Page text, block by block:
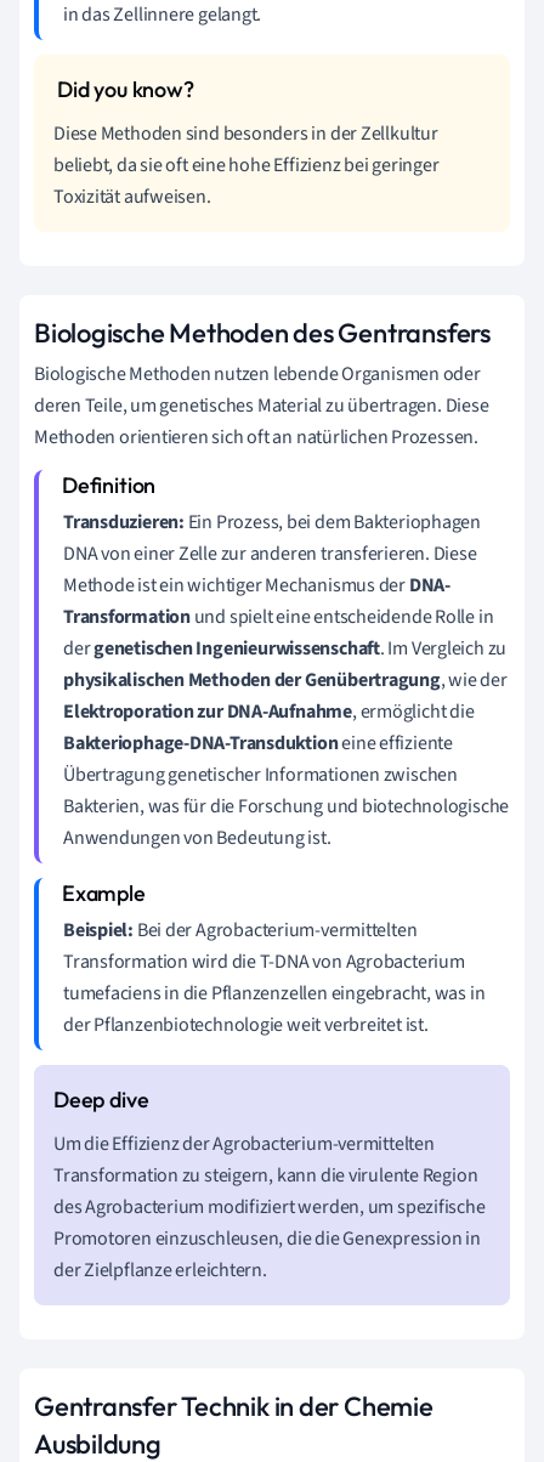
in das Zellinnere gelangt.
Diese Methoden sind besonders in der Zellkultur
beliebt, da sie oft eine hohe Effizienz bei geringer
Toxizität aufweisen.
Biologische Methoden des Gentransfers
Biologische Methoden nutzen lebende Organismen oder
deren Teile, um genetisches Material zu übertragen. Diese
Methoden orientieren sich oft an natürlichen Prozessen.
Transduzieren: Ein Prozess, bei dem Bakteriophagen
DNA von einer Zelle zur anderen transferieren. Diese
Methode ist ein wichtiger Mechanismus derDNA-
Transformationund spielt eine entscheidende Rolle in
dergenetischen Ingenieurwissenschaft. Im Vergleich zu
physikalischen Methoden der Genübertragung, wie der
Elektroporation zur DNA-Aufnahme, ermöglicht die
Bakteriophage-DNA-Transduktioneine effiziente
Übertragung genetischer Informationen zwischen
Bakterien, was für die Forschung und biotechnologische
Anwendungen von Bedeutung ist.
Beispiel: Bei der Agrobacterium-vermittelten
Transformation wird die T-DNA von Agrobacterium
tumefaciens in die Pflanzenzellen eingebracht, was in
der Pflanzenbiotechnologie weit verbreitet ist.
Um die Effizienz der Agrobacterium-vermittelten
Transformation zu steigern, kann die virulente Region
des Agrobacterium modifiziert werden, um spezifische
Promotoren einzuschleusen, die die Genexpression in
der Zielpflanze erleichtern.
Gentransfer Technik in der Chemie
Ausbildung